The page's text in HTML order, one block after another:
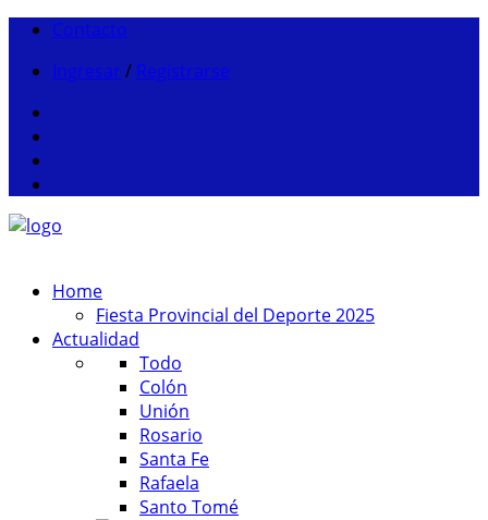
Contacto
Ingresar / Registrarse
Home
Fiesta Provincial del Deporte 2025
Actualidad
Todo
Colón
Unión
Rosario
Santa Fe
Rafaela
Santo Tomé